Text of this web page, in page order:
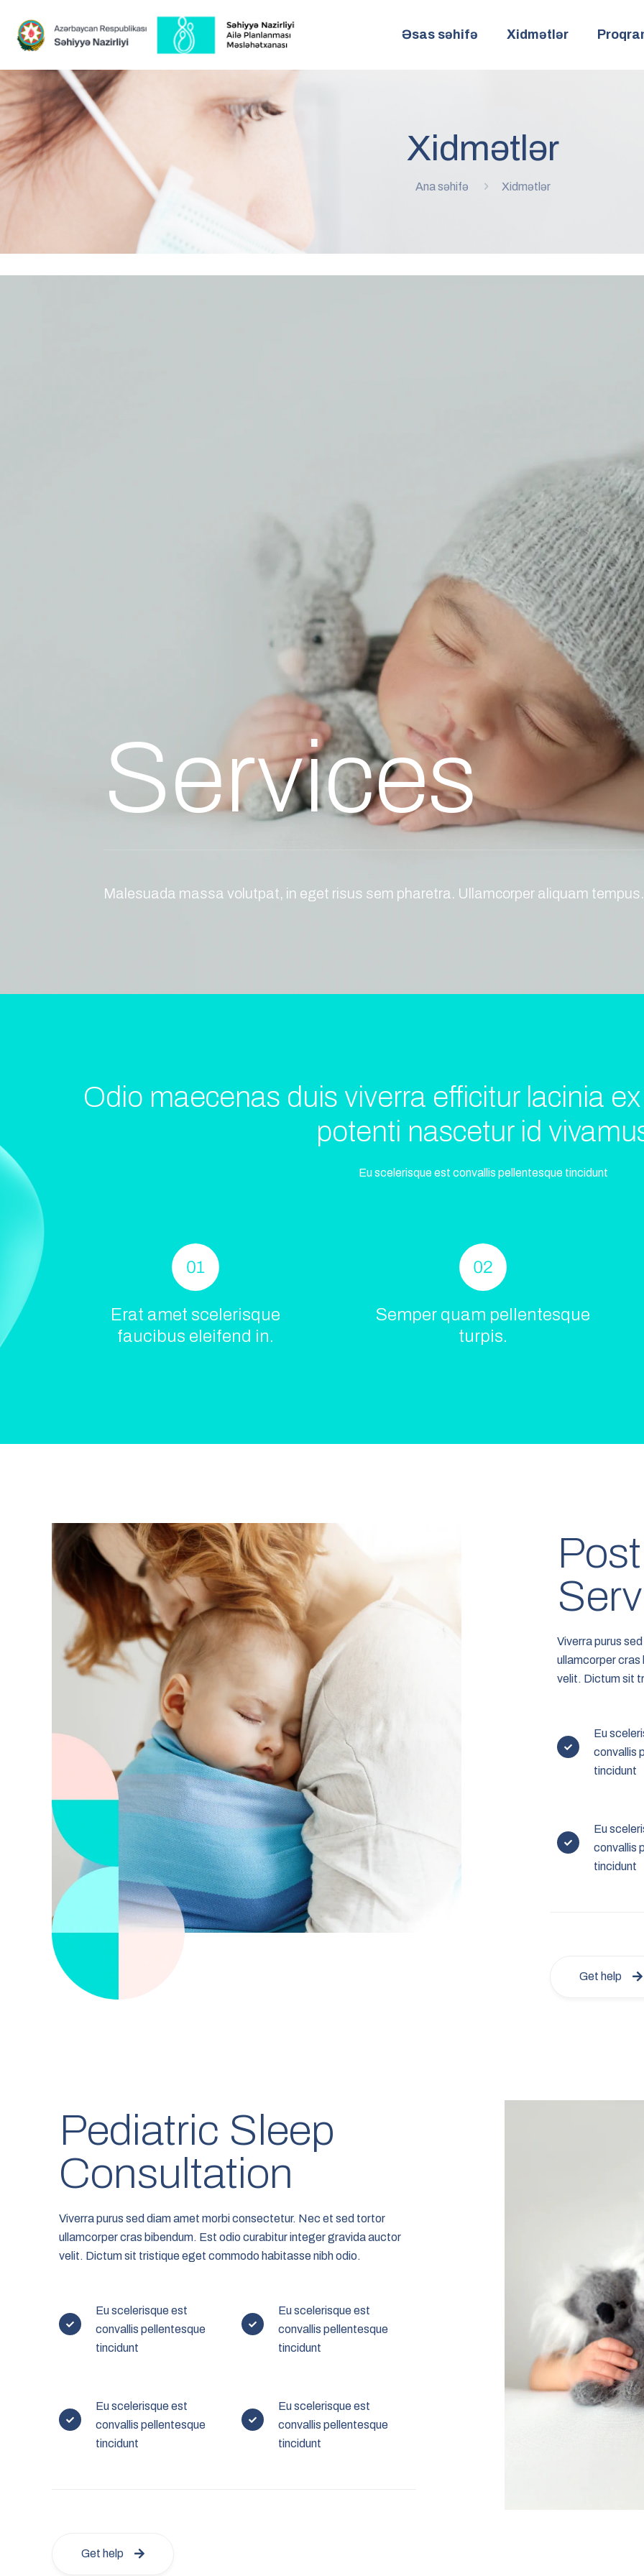
Əsas səhifə Xidmətlər
Xidmətlər
Ana səhifə Xidmətlər
Services
Malesuada massa volutpat, in eget risus sem pharetra. Ullamcorper aliquam tempus.
Odio maecenas duis viverra efficitur lacinia
potenti nascetur id
Eu scelerisque est convallis pellentesque tincidunt
Erat amet scelerisque
faucibus eleifend in.
Semper quam pellentesque
turpis.
Viverra purus
ullamcorper
velit. Dictum sit
Eu
convallis
tincidunt
Eu
convallis
tincidunt
Get help
Pediatric Sleep
Consultation
Viverra purus sed diam amet morbi consectetur. Nec et sed tortor
ullamcorper cras bibendum. Est odio curabitur integer gravida auctor
velit. Dictum sit tristique eget commodo habitasse nibh odio.
Eu scelerisque est
convallis pellentesque
tincidunt
Eu scelerisque est
convallis pellentesque
tincidunt
Eu scelerisque est
convallis pellentesque
tincidunt
Eu scelerisque est
convallis pellentesque
tincidunt
Get help